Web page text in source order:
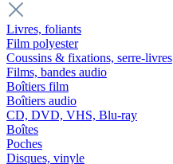
Livres, foliants
Film polyester
Coussins & fixations, serre-livres
Films, bandes audio
Boîtiers film
Boîtiers audio
CD, DVD, VHS, Blu-ray
Boîtes
Poches
Disques, vinyle